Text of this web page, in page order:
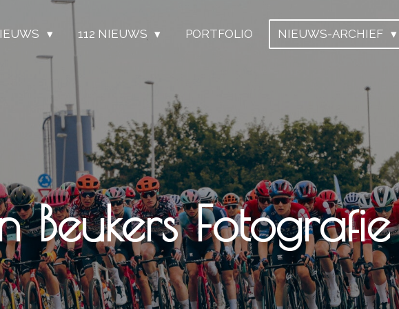
112 NIEUWS PORTFOLIO NIEUWS-ARCHIEF
Beukers Fotografie